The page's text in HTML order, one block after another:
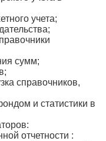
учета;
сумм;
справочников,
и статистики в
отчетности :